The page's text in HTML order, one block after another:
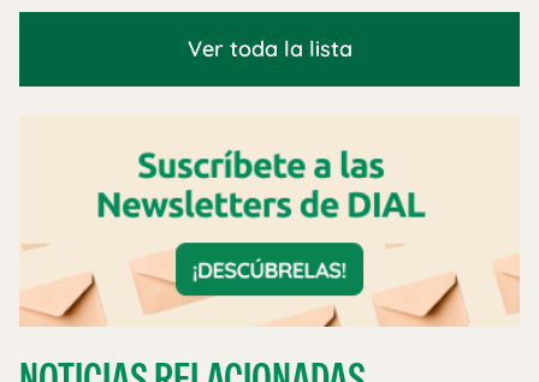
Ver toda la lista